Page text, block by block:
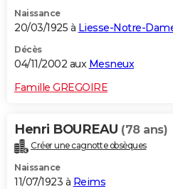
Naissance
20/03/1925 à Liesse-Notre-
Décès
04/11/2002 aux Mesneux
Famille GREGOIRE
Henri BOUREAU (78 ans)
Créer une cagnotte obsèques
Naissance
11/07/1923 à Reims